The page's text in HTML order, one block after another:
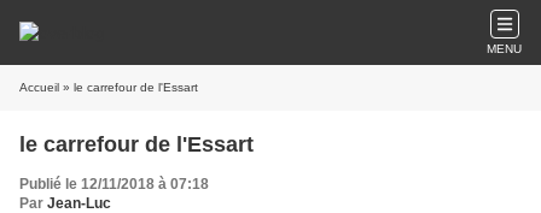
MENU
Accueil » le carrefour de l'Essart
le carrefour de l'Essart
Publié le 12/11/2018 à 07:18
Par Jean-Luc